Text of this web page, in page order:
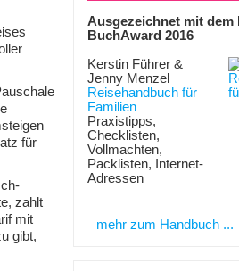
für
zahlt
mit
gibt,
Ausgezeichnet mit dem
BuchAward 2016
Kerstin Führer &
Jenny Menzel
Reisehandbuch für
Familien
Praxistipps,
Checklisten,
Vollmachten,
Packlisten, Internet-
Adressen
mehr zum Handbuch ...